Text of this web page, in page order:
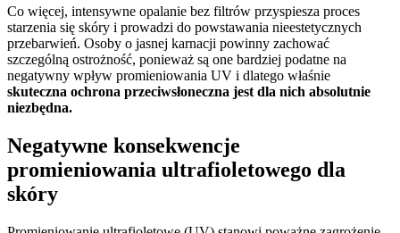
Co więcej, intensywne opalanie bez filtrów przyspiesza proces
starzenia się skóry i prowadzi do powstawania nieestetycznych
przebarwień. Osoby o jasnej karnacji powinny zachować
szczególną ostrożność, ponieważ są one bardziej podatne na
negatywny wpływ promieniowania UV i dlatego właśnie
skuteczna ochrona przeciwsłoneczna jest dla nich absolutnie
niezbędna.
Negatywne konsekwencje
promieniowania ultrafioletowego dla
skóry